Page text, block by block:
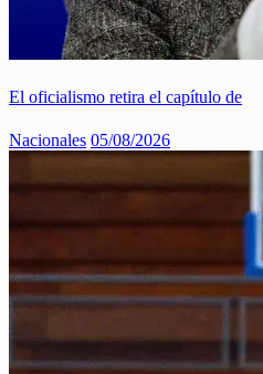
El oficialismo retira el capítulo de
Nacionales 05/08/2026